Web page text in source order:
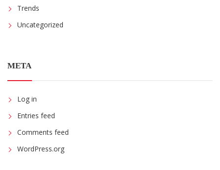
Trends
Uncategorized
META
Log in
Entries feed
Comments feed
WordPress.org